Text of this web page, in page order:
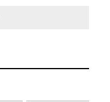
9784344981867